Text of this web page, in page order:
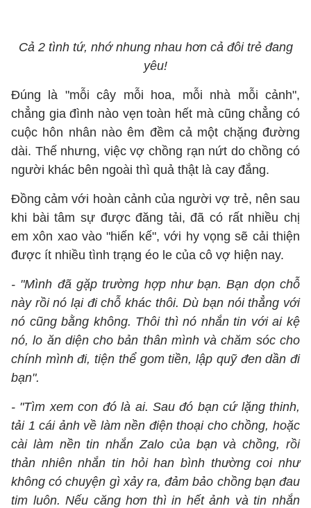
Cả 2 tình tứ, nhớ nhung nhau hơn cả đôi trẻ đang
yêu!
Đúng là "mỗi cây mỗi hoa, mỗi nhà mỗi cảnh",
chẳng gia đình nào vẹn toàn hết mà cũng chẳng có
cuộc hôn nhân nào êm đềm cả một chặng đường
dài. Thế nhưng, việc vợ chồng rạn nứt do chồng có
người khác bên ngoài thì quả thật là cay đắng.
Đồng cảm với hoàn cảnh của người vợ trẻ, nên sau
khi bài tâm sự được đăng tải, đã có rất nhiều chị
em xôn xao vào "hiến kế", với hy vọng sẽ cải thiện
được ít nhiều tình trạng éo le của cô vợ hiện nay.
- "Mình đã gặp trường hợp như bạn. Bạn dọn chỗ
này rồi nó lại đi chỗ khác thôi. Dù bạn nói thẳng với
nó cũng bằng không. Thôi thì nó nhắn tin với ai kệ
nó, lo ăn diện cho bản thân mình và chăm sóc cho
chính mình đi, tiện thể gom tiền, lập quỹ đen dần đi
bạn".
- "Tìm xem con đó là ai. Sau đó bạn cứ lặng thinh,
tải 1 cái ảnh về làm nền điện thoại cho chồng, hoặc
cài làm nền tin nhắn Zalo của bạn và chồng, rồi
thản nhiên nhắn tin hỏi han bình thường coi như
không có chuyện gì xảy ra, đảm bảo chồng bạn đau
tim luôn. Nếu căng hơn thì in hết ảnh và tin nhắn